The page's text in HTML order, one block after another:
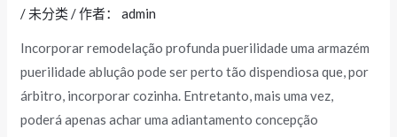
/ 未分类 / 作者： admin
Incorporar remodelação profunda puerilidade uma armazém
puerilidade abluçâo pode ser perto tão dispendiosa que, por
árbitro, incorporar cozinha. Entretanto, mais uma vez,
poderá apenas achar uma adiantamento concepção